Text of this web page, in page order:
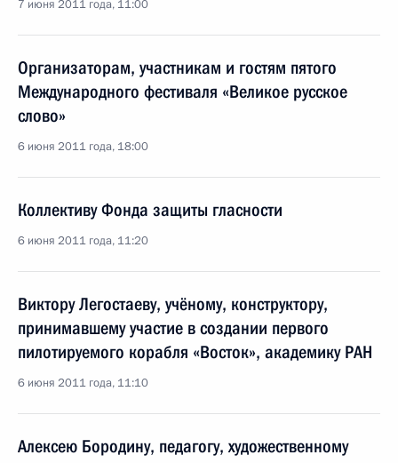
7 июня 2011 года, 11:00
Организаторам, участникам и гостям пятого
Международного фестиваля «Великое русское
слово»
6 июня 2011 года, 18:00
Коллективу Фонда защиты гласности
6 июня 2011 года, 11:20
Виктору Легостаеву, учёному, конструктору,
принимавшему участие в создании первого
пилотируемого корабля «Восток», академику РАН
6 июня 2011 года, 11:10
Алексею Бородину, педагогу, художественному